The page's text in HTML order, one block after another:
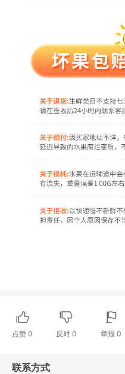
点赞 0 反对0 举报 0
联系方式